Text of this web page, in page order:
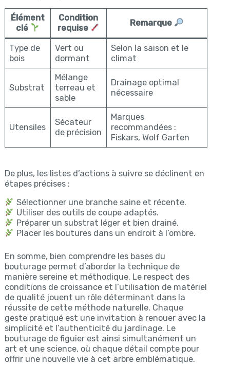
Élément
clé
Condition
requise
Remarque
Type de
bois
Vert ou
dormant
Selon la saison et le
climat
Substrat
Mélange
terreau et
sable
Drainage optimal
nécessaire
Utensiles
Sécateur
de précision
Marques
recommandées :
Fiskars, Wolf Garten
De plus, les listes d’actions à suivre se déclinent en
étapes précises :
Sélectionner une branche saine et récente.
Utiliser des outils de coupe adaptés.
Préparer un substrat léger et bien drainé.
Placer les boutures dans un endroit à l’ombre.
En somme, bien comprendre les bases du
bouturage permet d’aborder la technique de
manière sereine et méthodique. Le respect des
conditions de croissance et l’utilisation de matériel
de qualité jouent un rôle déterminant dans la
réussite de cette méthode naturelle. Chaque
geste pratiqué est une invitation à renouer avec la
simplicité et l’authenticité du jardinage. Le
bouturage de figuier est ainsi simultanément un
art et une science, où chaque détail compte pour
offrir une nouvelle vie à cet arbre emblématique.